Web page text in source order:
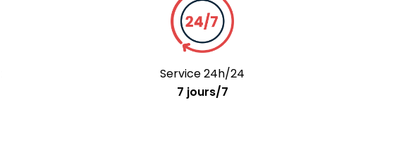
Service 24h/24
7 jours/7